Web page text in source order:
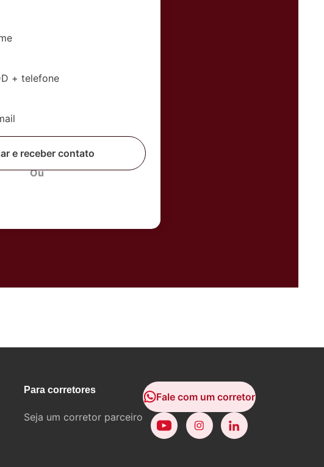
e receber contato
Ou
Para corretores
Seja um corretor parceiro
Fale com um corretor